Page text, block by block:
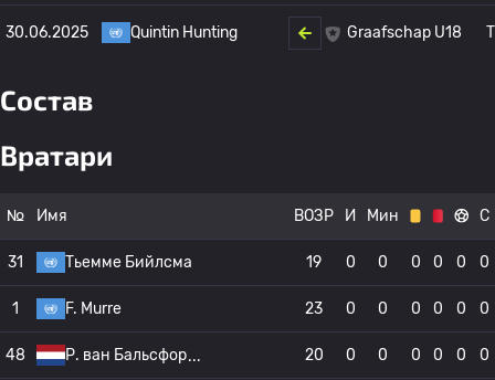
30.06.2025 Quintin Hunting Graafschap U18
Состав
Вратари
№ Имя ВОЗР И Мин С
31 Тьемме Бийлсма 19 0 0 0 0 0 0
1 F. Murre 23 0 0 0 0 0 0
48 Р. ван Бальсфор 20 0 0 0 0 0 0